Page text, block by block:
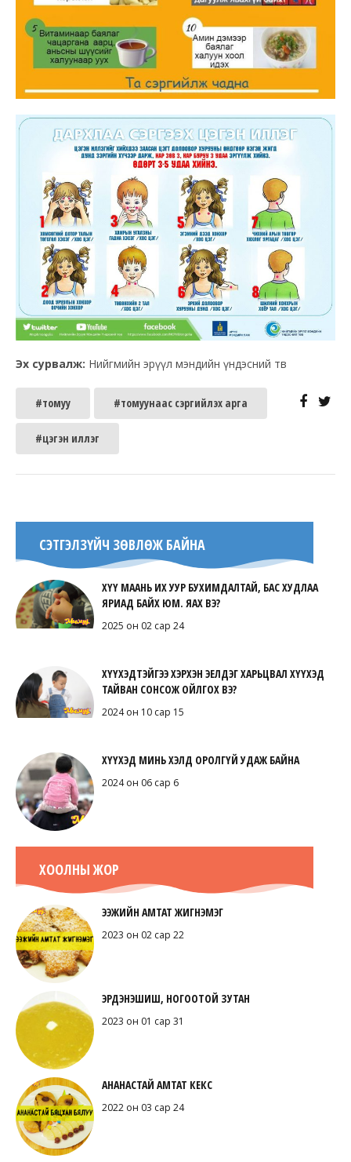
Эх сурвалж: Нийгмийн эрүүл мэндийн үндэсний төв
#томуу #томуунаас сэргийлэх арга
#цэгэн иллэг
СЭТГЭЛЗҮЙЧ ЗӨВЛӨЖ БАЙНА
ХҮҮ МААНЬ ИХ УУР БУХИМДАЛТАЙ, БАС ХУДЛАА
ЯРИАД БАЙХ ЮМ. ЯАХ ВЭ?
2025 он 02 сар 24
ХҮҮХЭДТЭЙГЭЭ ХЭРХЭН ЭЕЛДЭГ ХАРЬЦВАЛ ХҮҮХЭД
ТАЙВАН СОНСОЖ ОЙЛГОХ ВЭ?
2024 он 10 сар 15
ХҮҮХЭД МИНЬ ХЭЛД ОРОЛГҮЙ УДАЖ БАЙНА
2024 он 06 сар 6
ХООЛНЫ ЖОР
ЭЭЖИЙН АМТАТ ЖИГНЭМЭГ
2023 он 02 сар 22
ЭРДЭНЭШИШ, НОГООТОЙ ЗУТАН
2023 он 01 сар 31
АНАНАСТАЙ АМТАТ КЕКС
2022 он 03 сар 24